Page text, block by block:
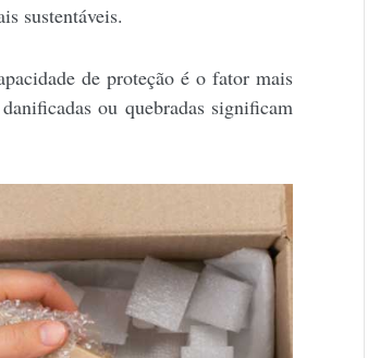
sustentáveis.
de proteção é o fator mais
ou quebradas significam